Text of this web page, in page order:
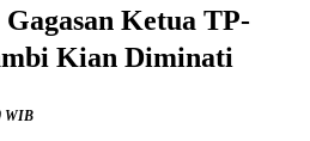
Ketua TP-
Kian Diminati
WIB